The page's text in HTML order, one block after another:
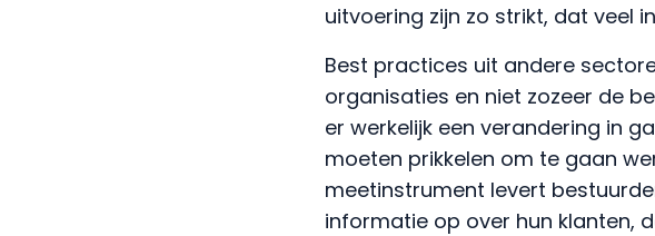
uitvoering zijn zo strikt, dat veel
Best practices uit andere
organisaties en niet zozeer de
er werkelijk een verandering in
moeten prikkelen om te gaan
meetinstrument levert
informatie op over hun klanten,